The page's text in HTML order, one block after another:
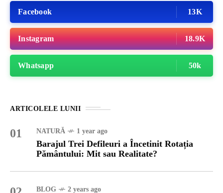
Facebook 13K
Instagram 18.9K
Whatsapp 50k
ARTICOLELE LUNII
01 NATURĂ 1 year ago
Barajul Trei Defileuri a Încetinit Rotația
Pământului: Mit sau Realitate?
BLOG 2 years ago